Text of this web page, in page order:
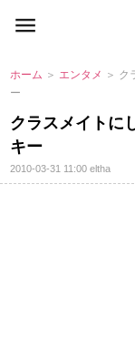
ホーム ＞ エンタメ ＞ ク
ー
クラスメイトに
キー
2010-03-31 11:00eltha